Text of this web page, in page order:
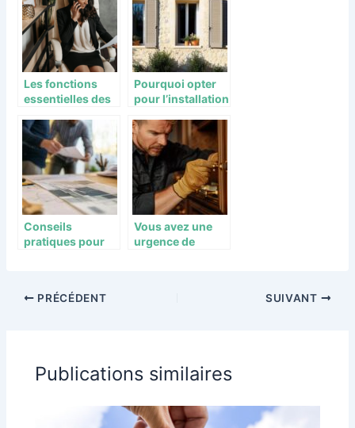
elegance pour
votre maison
Les fonctions
essentielles des
de l’immobilier
Pourquoi opter
pour l’installation
roulants
électriques dans
l’Hérault ?
Conseils
pratiques pour
intérieure
Vous avez une
urgence de
PRÉCÉDENT SUIVANT
Publications similaires